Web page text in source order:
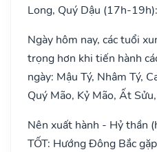
Long, Quý Dậu (17h-
Ngày hôm nay, các tuổi
trọng hơn khi tiến hành
ngày: Mậu Tý, Nhâm Tý,
Quý Mão, Kỷ Mão, Ất
Nên xuất hành - Hỷ thần
TỐT: Hướng Đông Bắc